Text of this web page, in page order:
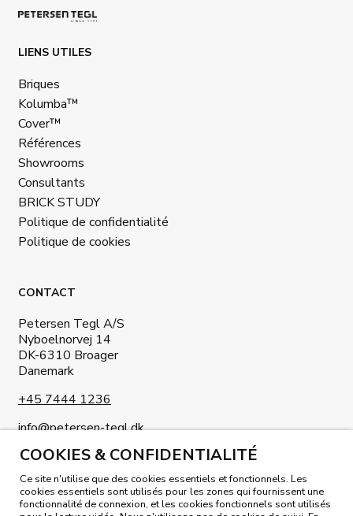
COOKIES & CONFIDENTIALITÉ
Ce site n'utilise que des cookies essentiels et fonctionnels. Les
cookies essentiels sont utilisés pour les zones qui fournissent une
fonctionnalité de connexion, et les cookies fonctionnels sont utilisés
LIENS UTILES
Briques
Kolumba™
Cover™
Références
Showrooms
Consultants
BRICK STUDY
Politique de confidentialité
Politique de cookies
CONTACT
Petersen Tegl A/S
Nyboelnorvej 14
DK-6310 Broager
Danemark
+45 7444 1236
info@petersen-tegl.dk